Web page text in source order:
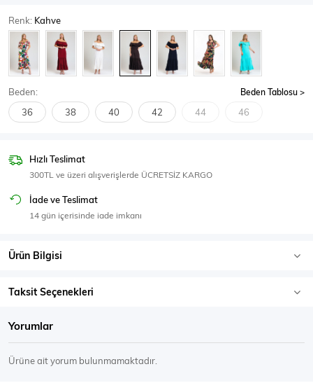
Atlet Crop & Büstiyer
SPOR GİYİM
Eşofman Üstü Sweatshirt
Renk: Kahve
Beden: Beden Tablosu
36 38 40 42 44 46
Hızlı Teslimat
300TL ve üzeri alışverişlerde ÜCRETSİZ KARGO
İade ve Teslimat
14 gün içerisinde iade imkanı
Ürün Bilgisi
Taksit Seçenekleri
Yorumlar
Ürüne ait yorum bulunmamaktadır.